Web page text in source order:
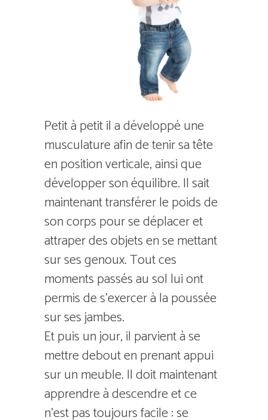
Petit à petit il a développé une
musculature afin de tenir sa tête
en position verticale, ainsi que
développer son équilibre. Il sait
maintenant transférer le poids de
son corps pour se déplacer et
attraper des objets en se mettant
sur ses genoux. Tout ces
moments passés au sol lui ont
permis de s’exercer à la poussée
sur ses jambes.
Et puis un jour, il parvient à se
mettre debout en prenant appui
sur un meuble. Il doit maintenant
apprendre à descendre et ce
n’est pas toujours facile : se